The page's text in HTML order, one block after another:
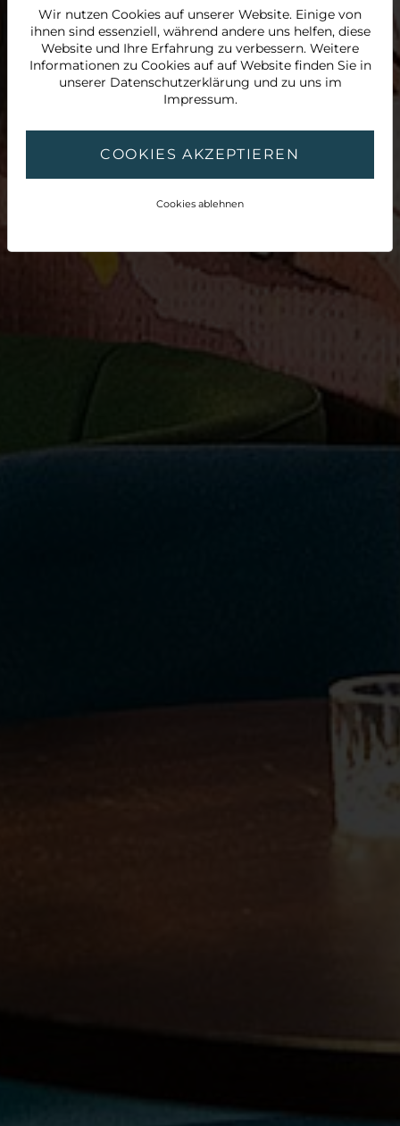
Wir nutzen Cookies auf unserer Website. Einige von
ihnen sind essenziell, während andere uns helfen, diese
Website und Ihre Erfahrung zu verbessern. Weitere
Informationen zu Cookies auf auf Website finden Sie in
unserer Datenschutzerklärung und zu uns im
Impressum.
COOKIES AKZEPTIEREN
Cookies ablehnen